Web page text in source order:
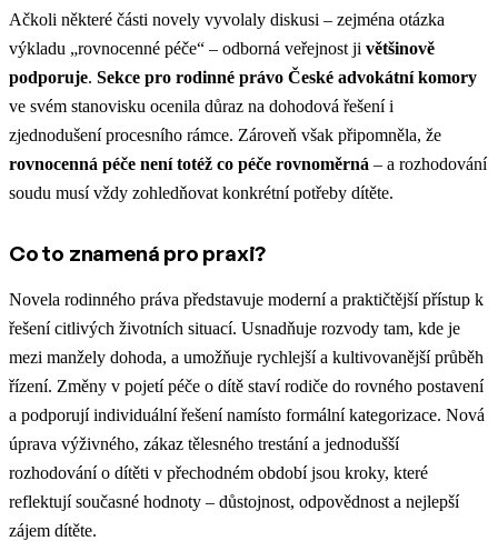
Ačkoli některé části novely vyvolaly diskusi – zejména otázka
výkladu „rovnocenné péče“ – odborná veřejnost ji většinově
podporuje. Sekce pro rodinné právo České advokátní komory
ve svém stanovisku ocenila důraz na dohodová řešení i
zjednodušení procesního rámce. Zároveň však připomněla, že
rovnocenná péče není totéž co péče rovnoměrná – a rozhodování
soudu musí vždy zohledňovat konkrétní potřeby dítěte.
Co to znamená pro praxi?
Novela rodinného práva představuje moderní a praktičtější přístup k
řešení citlivých životních situací. Usnadňuje rozvody tam, kde je
mezi manžely dohoda, a umožňuje rychlejší a kultivovanější průběh
řízení. Změny v pojetí péče o dítě staví rodiče do rovného postavení
a podporují individuální řešení namísto formální kategorizace. Nová
úprava výživného, zákaz tělesného trestání a jednodušší
rozhodování o dítěti v přechodném období jsou kroky, které
reflektují současné hodnoty – důstojnost, odpovědnost a nejlepší
zájem dítěte.